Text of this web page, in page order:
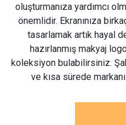
oluşturmanıza yardımcı
önemlidir. Ekranınıza
tasarlamak artık hayal
hazırlanmış makyaj
koleksiyon bulabilirsiniz.
ve kısa sürede